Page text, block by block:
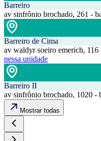
Barreiro
av sinfrônio brochado, 261 -
Barreiro de Cima
av waldyr soeiro emerich,
nessa unidade
Barreiro II
av sinfrônio brochado, 1020 -
Mostrar todas